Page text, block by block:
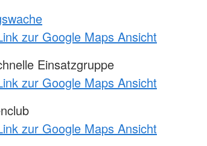
zur Google Maps Ansicht
Einsatzgruppe
zur Google Maps Ansicht
zur Google Maps Ansicht